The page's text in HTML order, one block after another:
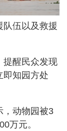
队伍以及救援
提醒民众发现
即知园方处
，动物园被3
万元。